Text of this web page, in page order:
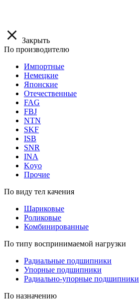
Закрыть
По производителю
Импортные
Немецкие
Японские
Отечественные
FAG
FBJ
NTN
SKF
ISB
SNR
INA
Koyo
Прочие
По виду тел качения
Шариковые
Роликовые
Комбинированные
По типу воспринимаемой нагрузки
Радиальные подшипники
Упорные подшипники
Радиально-упорные подшипники
По назначению